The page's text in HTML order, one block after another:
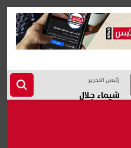
رئيس التحرير
شيماء جلال